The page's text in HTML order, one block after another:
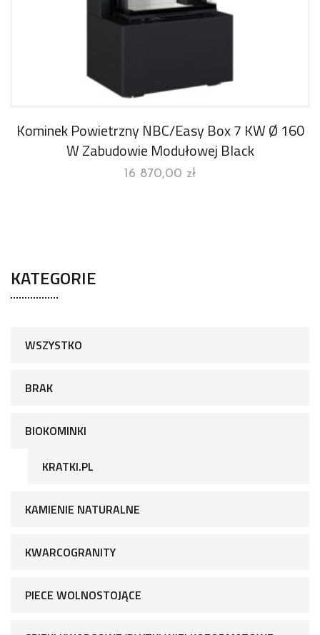
Kominek Powietrzny NBC/Easy Box 7 KW Ø 160
W Zabudowie Modułowej Black
16 870,00 zł
KATEGORIE
WSZYSTKO
BRAK
BIOKOMINKI
KRATKI.PL
KAMIENIE NATURALNE
KWARCOGRANITY
PIECE WOLNOSTOJĄCE